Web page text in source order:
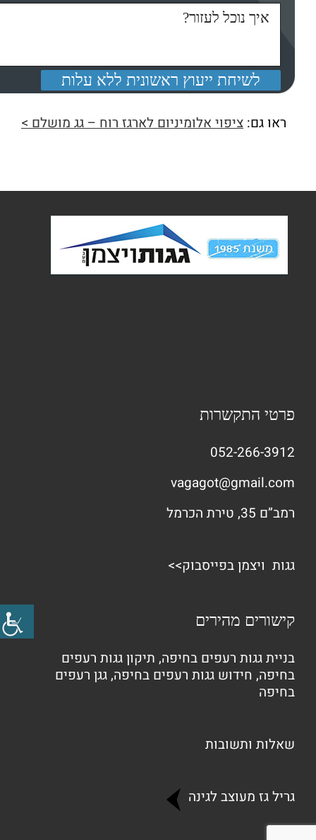
ראו גם: ציפוי אלומיניום לארגז רוח – גג מושלם >
פרטי התקשרות
052-266-3912
vagagot@gmail.com
רמב”ם 35, טירת הכרמל
גגות ויצמן בפייסבוק>>
קישורים מהירים
בניית גגות רעפים בחיפה, תיקון גגות רעפים
בחיפה, חידוש גגות רעפים בחיפה,גגן רעפים
בחיפה
שאלות ותשובות
גריל גז מעוצב לגינה